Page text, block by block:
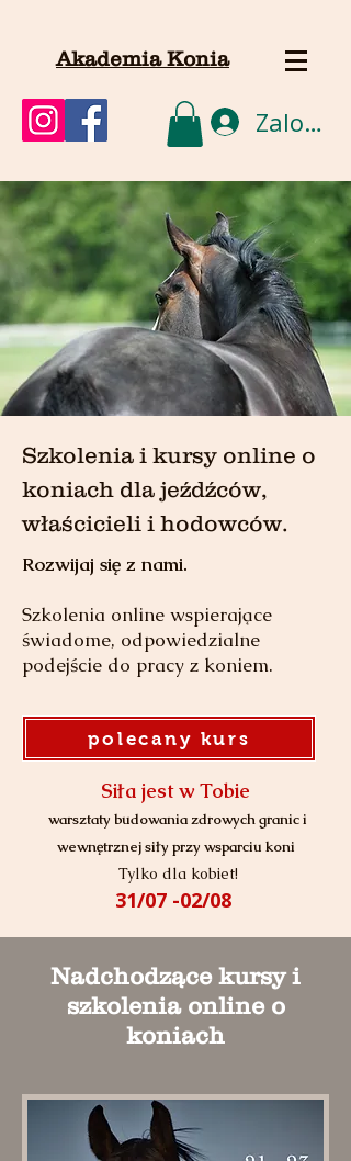
Akademia Konia
Zaloguj
Szkolenia i kursy online o
koniach dla jeźdźców,
właścicieli i hodowców.
Rozwijaj się z nami.
Szkolenia online wspierające
świadome, odpowiedzialne
podejście do pracy z koniem.
polecany kurs
Siła jest w Tobie
warsztaty budowania zdrowych granic i
wewnętrznej siły przy wsparciu koni​
Tylko dla kobiet!
31/07 -02/08
Nadchodzące kursy i
szkolenia online o
koniach